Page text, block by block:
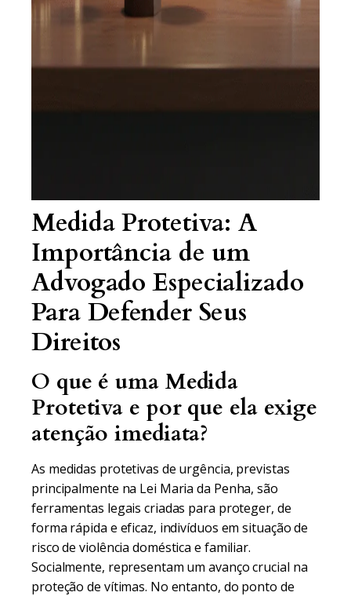
Medida Protetiva: A
Importância de um
Advogado Especializado
Para Defender Seus
Direitos
O que é uma Medida
Protetiva e por que ela exige
atenção imediata?
As medidas protetivas de urgência, previstas
principalmente na Lei Maria da Penha, são
ferramentas legais criadas para proteger, de
forma rápida e eficaz, indivíduos em situação de
risco de violência doméstica e familiar.
Socialmente, representam um avanço crucial na
proteção de vítimas. No entanto, do ponto de